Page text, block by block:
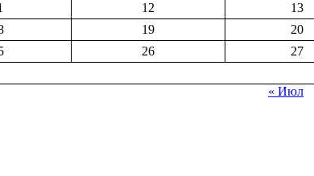
12 13
19 20
26 27
« Июл